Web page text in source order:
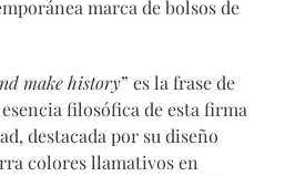
marca de bolsos de
make history” es la frase de
filosófica de esta firma
destacada por su diseño
colores llamativos en